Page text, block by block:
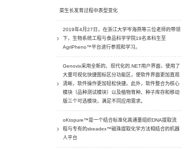
菜生长发育过程中表型变化
2019年4月27日，在浙江大学岑海燕等三位老师的带领
下，生物系统工程与食品科学学院19名本科生至
AgriPheno™平台进行参观和学习。
Genovix采用全新的、现代化的.NET用户界面，使用了
大量可视化快捷图标区分功能区，使软件界面更加直观
清晰，软件操作更加轻松快捷。此外，软件整合为核心
模块（品种测试模块）以及植物育种、种子库存和移动
版三个可选模块，满足不同应用需求。
oKtopure™是一个结合标准化高通量组织DNA提取流
程与专有的sbeadex™磁珠提取化学方法相结合的机器
人平台